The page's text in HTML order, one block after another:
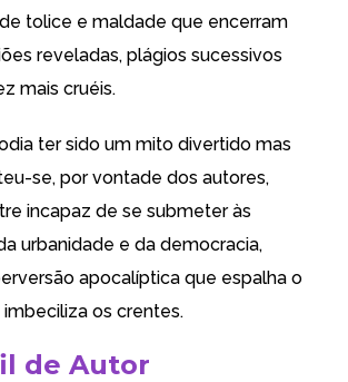
tolice e maldade que encerram
reveladas, plágios sucessivos
mais cruéis.
ter sido um mito divertido mas
se, por vontade dos autores,
incapaz de se submeter às
urbanidade e da democracia,
apocalíptica que espalha o
imbeciliza os crentes.
de Autor